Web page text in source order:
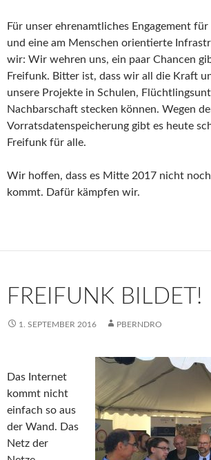
Für unser ehrenamtliches Engagement
und eine am Menschen orientierte
wir: Wir wehren uns, ein paar Chancen
Freifunk. Bitter ist, dass wir all die Kraft
unsere Projekte in Schulen,
Nachbarschaft stecken können. Wegen
Vorratsdatenspeicherung gibt es heute
Freifunk für alle.
Wir hoffen, dass es Mitte 2017 nicht
kommt. Dafür kämpfen wir.
FREIFUNK BILDET!
1. SEPTEMBER 2016 PBERNDRO
Das Internet
kommt nicht
einfach so aus
der Wand. Das
Netz der